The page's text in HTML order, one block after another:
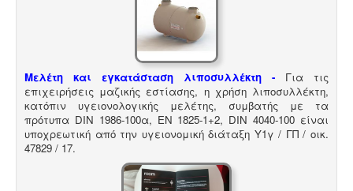
Άδεια λειτουργίας catering -
αδειοδοτούνται ως επαγγελματικά εργαστήρια με
προαπαιτούμενη κτηνιατρική άδεια λειτουργίας η
οποία συνοδεύεται από πλήρη μελέτη HACCP,
σύμφωνα με τον ευρωπαϊκό κανονισμό 853/2004.
Μελέτη και εγκατάσταση λιποσυλλέκτη -
Για τις
επιχειρήσεις μαζικής εστίασης, η χρήση λιποσυλλέκτη,
κατόπιν υγειονολογικής μελέτης, συμβατής με τα
πρότυπα DIN 1986-100α, EN 1825-1+2, DIN 4040-100 είναι
υποχρεωτική από την υγειονομική διάταξη Υ1γ / ΓΠ / οικ.
47829 / 17.